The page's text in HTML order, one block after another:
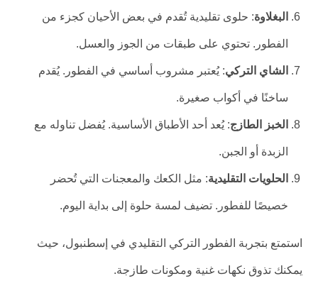
البغلاوة: حلوى تقليدية تُقدم في بعض الأحيان كجزء من
الفطور. تحتوي على طبقات من الجوز والعسل.
الشاي التركي: يُعتبر مشروب أساسي في الفطور. يُقدم
ساخنًا في أكواب صغيرة.
الخبز الطازج: يُعد أحد الأطباق الأساسية. يُفضل تناوله مع
الزبدة أو الجبن.
الحلويات التقليدية: مثل الكعك والمعجنات التي تُحضر
خصيصًا للفطور. تضيف لمسة حلوة إلى بداية اليوم.
استمتع بتجربة الفطور التركي التقليدي في إسطنبول، حيث
يمكنك تذوق نكهات غنية ومكونات طازجة.